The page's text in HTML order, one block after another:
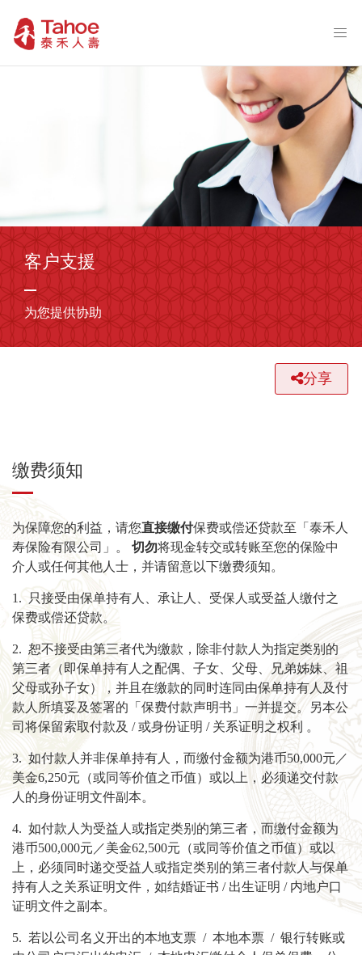
客户支援
为您提供协助
分享
缴费须知
为保障您的利益，请您直接缴付保费或偿还贷款至「泰禾人
寿保险有限公司」。 切勿将现金转交或转账至您的保险中
介人或任何其他人士，并请留意以下缴费须知。
1. 只接受由保单持有人、承让人、受保人或受益人缴付之
保费或偿还贷款。
2. 恕不接受由第三者代为缴款，除非付款人为指定类别的
第三者（即保单持有人之配偶、子女、父母、兄弟姊妹、祖
父母或孙子女），并且在缴款的同时连同由保单持有人及付
款人所填妥及签署的「保费付款声明书」一并提交。另本公
司将保留索取付款及 / 或身份证明 / 关系证明之权利 。
3. 如付款人并非保单持有人，而缴付金额为港币50,000元／
美金6,250元（或同等价值之币值）或以上，必须递交付款
人的身份证明文件副本。
4. 如付款人为受益人或指定类别的第三者，而缴付金额为
港币500,000元／美金62,500元（或同等价值之币值）或以
上，必须同时递交受益人或指定类别的第三者付款人与保单
持有人之关系证明文件，如结婚证书 / 出生证明 / 内地户口
证明文件之副本。
5. 若以公司名义开出的本地支票 / 本地本票 / 银行转账或